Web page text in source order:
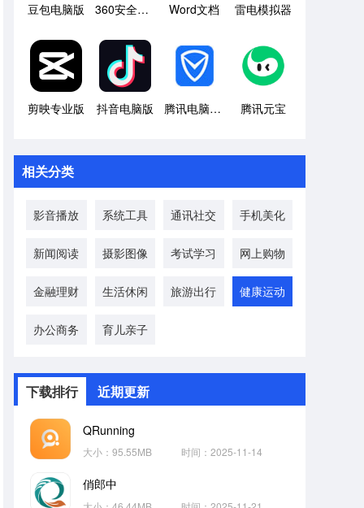
豆包电脑版 360安全卫士 Word文档 雷电模拟器
剪映专业版 抖音电脑版 腾讯电脑管家 腾讯元宝
相关分类
影音播放 系统工具 通讯社交 手机美化
新闻阅读 摄影图像 考试学习 网上购物
金融理财 生活休闲 旅游出行 健康运动
办公商务 育儿亲子
下载排行 近期更新
QRunning
大小：95.55MB 时间：2025-11-14
俏郎中